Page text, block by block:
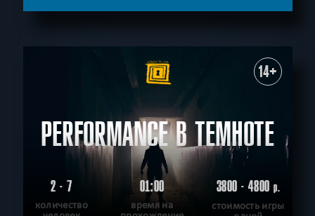
14+
PERFORMANCE В ТЕМНОТЕ
2 - 7
количество
01:00
время на
3800 - 4800р.
стоимость игры